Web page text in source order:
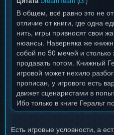
В общем, всё равно это не
отличие от книги, где одна
нить, игры привносят свои
нюансы. Наверняка же
собой по 50 мечей и
продавать потом. Книжный
игровой может нехило
прописан, у игрового есть
движет сценаристами в
Ибо только в книге Геральт
захочет налево, а кого-то
Есть игровые условности, а